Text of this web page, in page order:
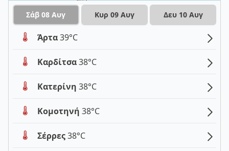
Σάβ 08 Αυγ Κυρ 09 Αυγ Δευ 10 Αυγ
Άρτα39°C
Καρδίτσα38°C
Κατερίνη 38°C
Κομοτηνή 38°C
Σέρρες38°C